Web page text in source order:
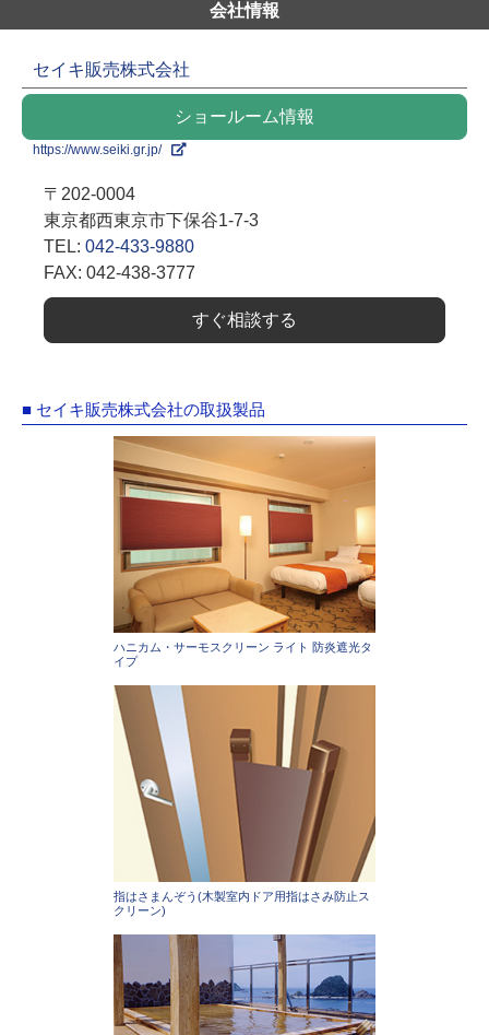
会社情報
セイキ販売株式会社
ショールーム情報
https://www.seiki.gr.jp/
〒202-0004
東京都西東京市下保谷1-7-3
TEL: 042-433-9880
FAX: 042-438-3777
すぐ相談する
■ セイキ販売株式会社の取扱製品
ハニカム・サーモスクリーン ライト 防炎遮光タ
イプ
指はさまんぞう(木製室内ドア用指はさみ防止ス
クリーン)